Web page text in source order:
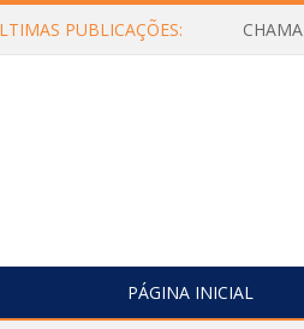
PUBLICAÇÕES:
PÁGINA INICIAL